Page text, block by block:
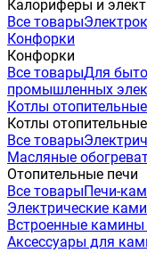
Калориферы и
Все товары
Конфорки
Конфорки
Все товарыДля
промышленных
Котлы отопительные
Котлы отопительные
Все товары
Масляные
Отопительные печи
Все товарыПечи-
Электрические
Встроенные камины
Аксессуары для